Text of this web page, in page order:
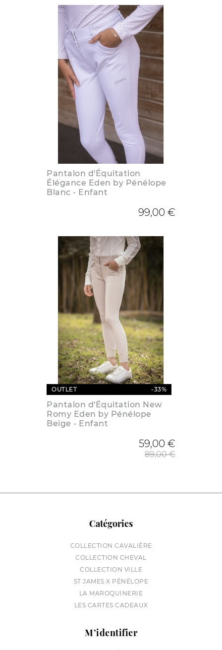
Pantalon d'Équitation
Élégance Eden by Pénélope
Blanc - Enfant
99,00 €
OUTLET -33%
Pantalon d'Équitation New
Romy Eden by Pénélope
Beige - Enfant
59,00 €
89,00 €
Catégories
COLLECTION CAVALIÈRE
COLLECTION CHEVAL
COLLECTION VILLE
ST JAMES X PÉNÉLOPE
LA MAROQUINERIE
LES CARTES CADEAUX
M’identifier